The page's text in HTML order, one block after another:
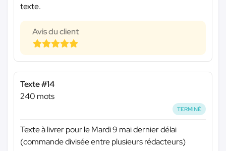
texte.
Avis du client
Texte #14
240 mots
TERMINÉ
Texte à livrer pour le Mardi 9 mai dernier délai
(commande divisée entre plusieurs rédacteurs)